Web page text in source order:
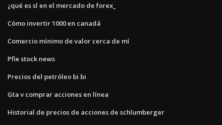
¿qué es sl en el mercado de forex_
Cómo invertir 1000 en canadá
Comercio mínimo de valor cerca de mí
Pfie stock news
Precios del petróleo bi bi
Gta v comprar acciones en línea
Historial de precios de acciones de schlumberger